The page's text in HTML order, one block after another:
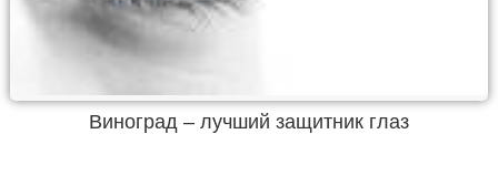
Виноград – лучший защитник глаз